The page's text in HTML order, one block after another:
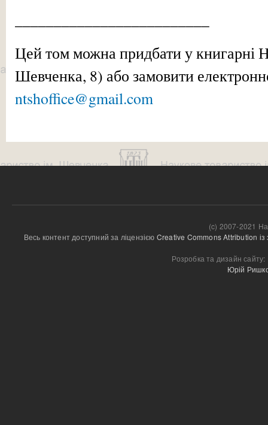
Цей том можна придбати у книгарні
Шевченка, 8) або замовити
ntshoffice@gmail.com
(c) 2007-2021
Весь контент доступний за ліцензією Creative Commons Attribution
Розробка та дизайн сайту:
Юрій